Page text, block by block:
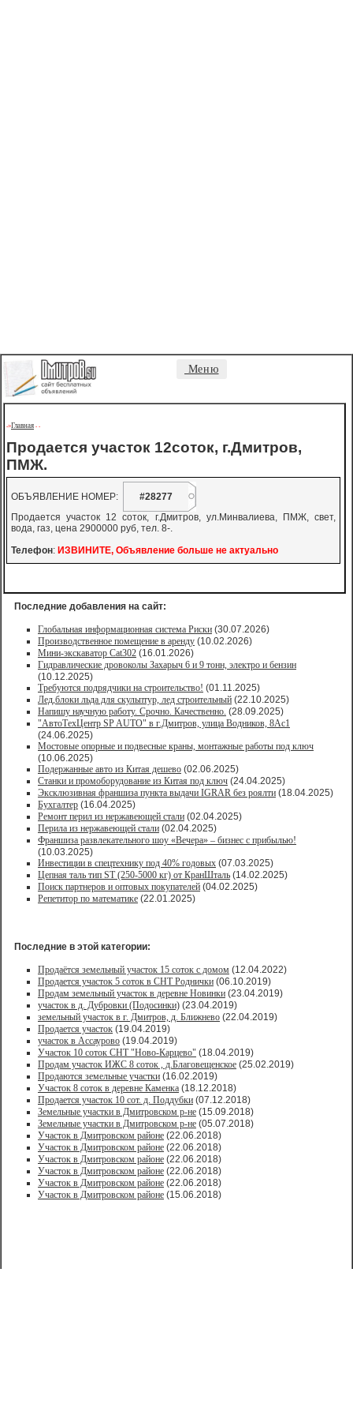
Меню
->Главная - -
Продается участок 12соток, г.Дмитров,
ПМЖ.
ОБЪЯВЛЕНИЕ НОМЕР:
#28277
Продается участок 12 соток, г.Дмитров, ул.Минвалиева, ПМЖ, свет,
вода, газ, цена 2900000 руб, тел. 8-.
Телефон: ИЗВИНИТЕ, Объявление больше не актуально
Последние добавления на сайт:
Глобальная информационная система Риски (30.07.2026)
Производственное помещение в аренду (10.02.2026)
Мини-экскаватор Cat302 (16.01.2026)
Гидравлические дровоколы Захарыч 6 и 9 тонн, электро и бензин
(10.12.2025)
Требуются подрядчики на строительство! (01.11.2025)
Лед,блоки льда для скульптур, лед строительный (22.10.2025)
Напишу научную работу. Срочно. Качественно. (28.09.2025)
"АвтоТехЦентр SP AUTO" в г.Дмитров, улица Водников, 8Ас1
(24.06.2025)
Мостовые опорные и подвесные краны, монтажные работы под ключ
(10.06.2025)
Подержанные авто из Китая дешево (02.06.2025)
Станки и промоборудование из Китая под ключ (24.04.2025)
Эксклюзивная франшиза пункта выдачи IGRAR без роялти (18.04.2025)
Бухгалтер (16.04.2025)
Ремонт перил из нержавеющей стали (02.04.2025)
Перила из нержавеющей стали (02.04.2025)
Франшиза развлекательного шоу «Вечера» – бизнес с прибылью!
(10.03.2025)
Инвестиции в спецтехнику под 40% годовых (07.03.2025)
Цепная таль тип ST (250-5000 кг) от КранШталь (14.02.2025)
Поиск партнеров и оптовых покупателей (04.02.2025)
Репетитор по математике (22.01.2025)
Последние в этой категории:
Продаётся земельный участок 15 соток с домом (12.04.2022)
Продается участок 5 соток в СНТ Роднички (06.10.2019)
Продам земельный участок в деревне Новинки (23.04.2019)
участок в д. Дубровки (Подосинки) (23.04.2019)
земельный участок в г. Дмитров, д. Ближнево (22.04.2019)
Продается участок (19.04.2019)
участок в Ассаурово (19.04.2019)
Участок 10 соток СНТ "Ново-Карцево" (18.04.2019)
Продам участок ИЖС 8 соток , д.Благовещенское (25.02.2019)
Продаются земельные участки (16.02.2019)
Участок 8 соток в деревне Каменка (18.12.2018)
Продается участок 10 сот. д. Поддубки (07.12.2018)
Земельные участки в Дмитровском р-не (15.09.2018)
Земельные участки в Дмитровском р-не (05.07.2018)
Участок в Дмитровском районе (22.06.2018)
Участок в Дмитровском районе (22.06.2018)
Участок в Дмитровском районе (22.06.2018)
Участок в Дмитровском районе (22.06.2018)
Участок в Дмитровском районе (22.06.2018)
Участок в Дмитровском районе (15.06.2018)